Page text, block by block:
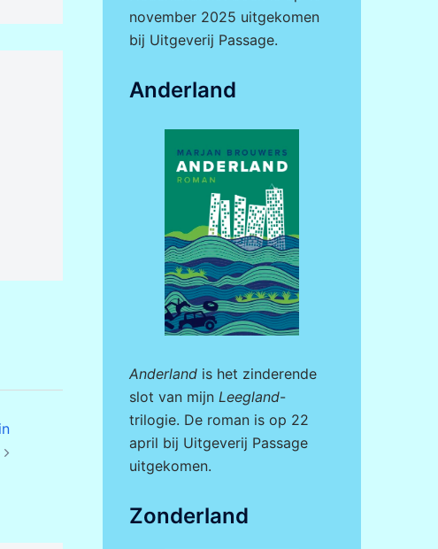
november 2025 uitgekomen
bij Uitgeverij Passage.
Anderland
Anderlandis het zinderende
slot van mijn Leegland-
trilogie. De roman is op 22
april bij Uitgeverij Passage
uitgekomen.
Zonderland